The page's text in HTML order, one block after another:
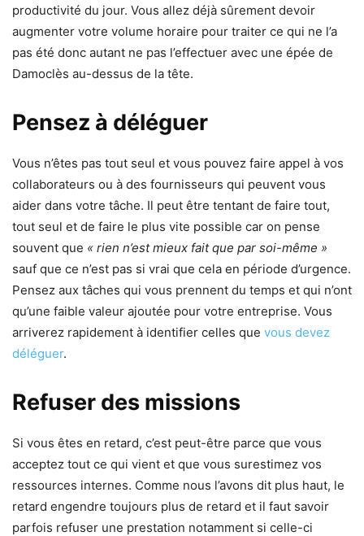
productivité du jour. Vous allez déjà sûrement devoir
augmenter votre volume horaire pour traiter ce qui ne l’a
pas été donc autant ne pas l’effectuer avec une épée de
Damoclès au-dessus de la tête.
Pensez à déléguer
Vous n’êtes pas tout seul et vous pouvez faire appel à vos
collaborateurs ou à des fournisseurs qui peuvent vous
aider dans votre tâche. Il peut être tentant de faire tout,
tout seul et de faire le plus vite possible car on pense
souvent que « rien n’est mieux fait que par soi-même »
sauf que ce n’est pas si vrai que cela en période d’urgence.
Pensez aux tâches qui vous prennent du temps et qui n’ont
qu’une faible valeur ajoutée pour votre entreprise. Vous
arriverez rapidement à identifier celles que vous devez
déléguer.
Refuser des missions
Si vous êtes en retard, c’est peut-être parce que vous
acceptez tout ce qui vient et que vous surestimez vos
ressources internes. Comme nous l’avons dit plus haut, le
retard engendre toujours plus de retard et il faut savoir
parfois refuser une prestation notamment si celle-ci